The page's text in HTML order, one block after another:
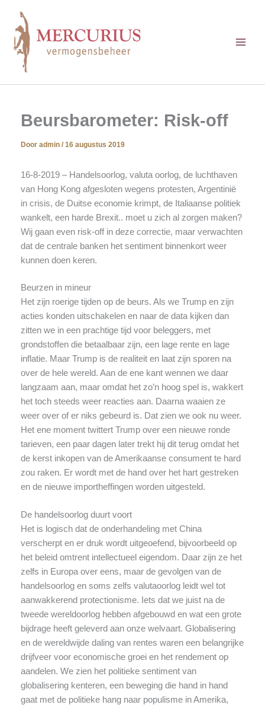
inhoud
Beursbarometer: Risk-off
Door admin / 16 augustus 2019
16-8-2019 – Handelsoorlog, valuta oorlog, de luchthaven
van Hong Kong afgesloten wegens protesten, Argentinië
in crisis, de Duitse economie krimpt, de Italiaanse politiek
wankelt, een harde Brexit.. moet u zich al zorgen maken?
Wij gaan even risk-off in deze correctie, maar verwachten
dat de centrale banken het sentiment binnenkort weer
kunnen doen keren.
Beurzen in mineur
Het zijn roerige tijden op de beurs. Als we Trump en zijn
acties konden uitschakelen en naar de data kijken dan
zitten we in een prachtige tijd voor beleggers, met
grondstoffen die betaalbaar zijn, een lage rente en lage
inflatie. Maar Trump is de realiteit en laat zijn sporen na
over de hele wereld. Aan de ene kant wennen we daar
langzaam aan, maar omdat het zo’n hoog spel is, wakkert
het toch steeds weer reacties aan. Daarna waaien ze
weer over of er niks gebeurd is. Dat zien we ook nu weer.
Het ene moment twittert Trump over een nieuwe ronde
tarieven, een paar dagen later trekt hij dit terug omdat het
de kerst inkopen van de Amerikaanse consument te hard
zou raken. Er wordt met de hand over het hart gestreken
en de nieuwe importheffingen worden uitgesteld.
De handelsoorlog duurt voort
Het is logisch dat de onderhandeling met China
verscherpt en er druk wordt uitgeoefend, bijvoorbeeld op
het beleid omtrent intellectueel eigendom. Daar zijn ze het
zelfs in Europa over eens, maar de gevolgen van de
handelsoorlog en soms zelfs valutaoorlog leidt wel tot
aanwakkerend protectionisme. Iets dat we juist na de
tweede wereldoorlog hebben afgebouwd en wat een grote
bijdrage heeft geleverd aan onze welvaart. Globalisering
en de wereldwijde daling van rentes waren een belangrijke
drijfveer voor economische groei en het rendement op
aandelen. We zien het politieke sentiment van
globalisering kenteren, een beweging die hand in hand
gaat met de politieke hang naar populisme in Amerika,